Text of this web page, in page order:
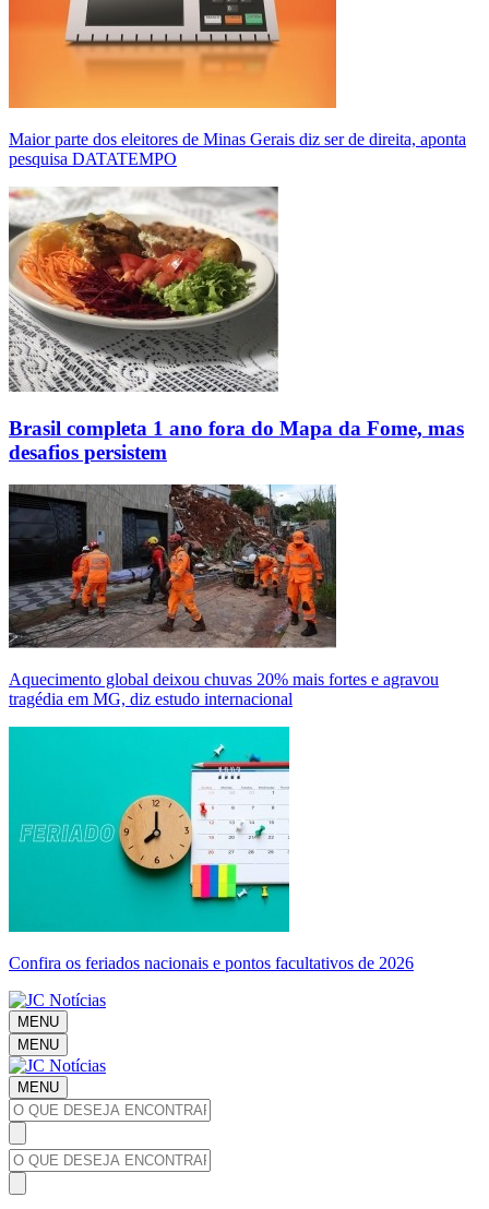
Maior parte dos eleitores de Minas Gerais diz ser de direita, aponta
pesquisa DATATEMPO
Brasil completa 1 ano fora do Mapa da Fome, mas
desafios persistem
Aquecimento global deixou chuvas 20% mais fortes e agravou
tragédia em MG, diz estudo internacional
Confira os feriados nacionais e pontos facultativos de 2026
MENU
MENU
MENU